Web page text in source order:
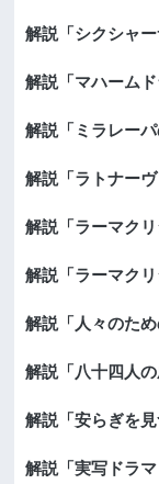
解説「シクシャー
解説「マハームド
解説「ミラレーパ
解説「ラトナーヴ
解説「ラーマクリ
解説「ラーマクリ
解説「人々のため
解説「八十四人の
解説「安らぎを
解説「実写ドラマ